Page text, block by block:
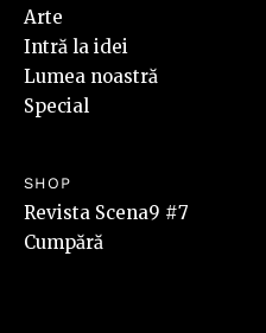
Arte
Intră la idei
Lumea noastră
Special
SHOP
Revista Scena9 #7
Cumpără